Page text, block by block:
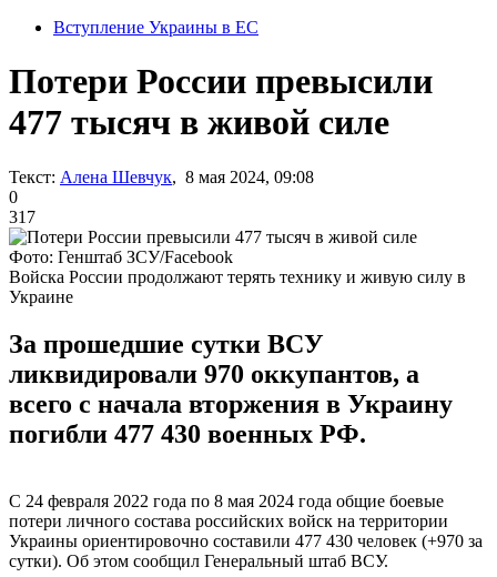
Вступление Украины в ЕС
Потери России превысили
477 тысяч в живой силе
Текст: Алена Шевчук, 8 мая 2024, 09:08
0
317
Фото: Генштаб ЗСУ/Facebook
Войска России продолжают терять технику и живую силу в
Украине
За прошедшие сутки ВСУ
ликвидировали 970 оккупантов, а
всего с начала вторжения в Украину
погибли 477 430 военных РФ.
С 24 февраля 2022 года по 8 мая 2024 года общие боевые
потери личного состава российских войск на территории
Украины ориентировочно составили 477 430 человек (+970 за
сутки). Об этом сообщил Генеральный штаб ВСУ.